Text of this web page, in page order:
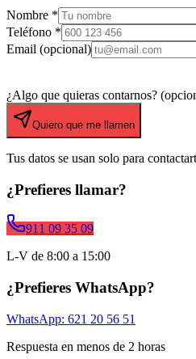
Nombre *
Teléfono *
Email (opcional)
¿Algo que quieras contarnos?
Quiero que me llamen
Tus datos se usan solo para
¿Prefieres llamar?
911 09 35 09
L-V de 8:00 a 15:00
¿Prefieres WhatsApp?
WhatsApp: 621 20 56 51
Respuesta en menos de 2 horas